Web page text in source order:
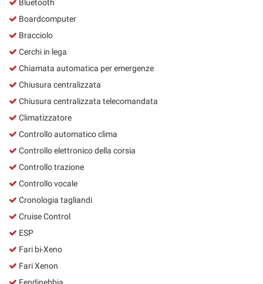
Bluetooth
Boardcomputer
Bracciolo
Cerchi in lega
Chiamata automatica per emergenze
Chiusura centralizzata
Chiusura centralizzata telecomandata
Climatizzatore
Controllo automatico clima
Controllo elettronico della corsia
Controllo trazione
Controllo vocale
Cronologia tagliandi
Cruise Control
ESP
Fari bi-Xeno
Fari Xenon
Fendinebbia